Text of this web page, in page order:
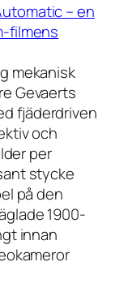
– en
filmens
mekanisk
Gevaerts
fjäderdriven
och
per
stycke
på den
1900-
innan